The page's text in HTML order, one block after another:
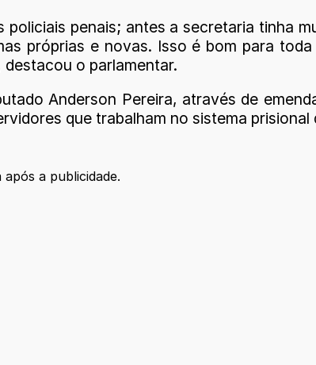
penais; antes a secretaria tinha
próprias e novas. Isso é bom para
o parlamentar.
Anderson Pereira, através de
que trabalham no sistema prisional
a publicidade.